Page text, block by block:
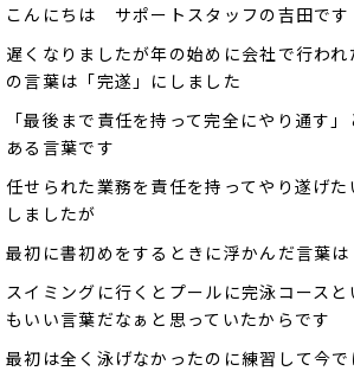
こんにちは サポートスタッフの吉田です
遅くなりましたが年の始めに会社で行わ
の言葉は「完遂」にしました
「最後まで責任を持って完全にやり通す
ある言葉です
任せられた業務を責任を持ってやり遂げ
しましたが
最初に書初めをするときに浮かんだ言葉は
スイミングに行くとプールに完泳コース
もいい言葉だなぁと思っていたからです
最初は全く泳げなかったのに練習して今